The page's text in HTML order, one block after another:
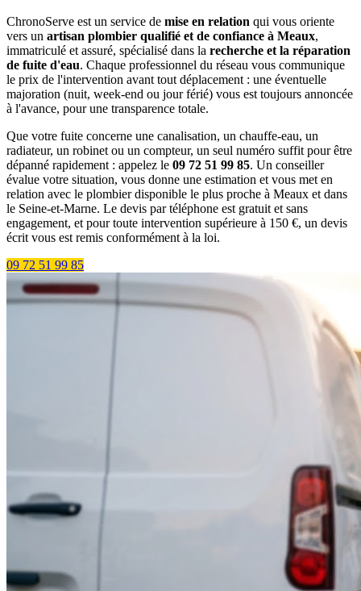
ChronoServe est un service de mise en relation qui vous oriente
vers un artisan plombier qualifié et de confiance à Meaux,
immatriculé et assuré, spécialisé dans la recherche et la réparation
de fuite d'eau. Chaque professionnel du réseau vous communique
le prix de l'intervention avant tout déplacement : une éventuelle
majoration (nuit, week-end ou jour férié) vous est toujours annoncée
à l'avance, pour une transparence totale.
Que votre fuite concerne une canalisation, un chauffe-eau, un
radiateur, un robinet ou un compteur, un seul numéro suffit pour être
dépanné rapidement : appelez le 09 72 51 99 85. Un conseiller
évalue votre situation, vous donne une estimation et vous met en
relation avec le plombier disponible le plus proche à Meaux et dans
le Seine-et-Marne. Le devis par téléphone est gratuit et sans
engagement, et pour toute intervention supérieure à 150 €, un devis
écrit vous est remis conformément à la loi.
09 72 51 99 85